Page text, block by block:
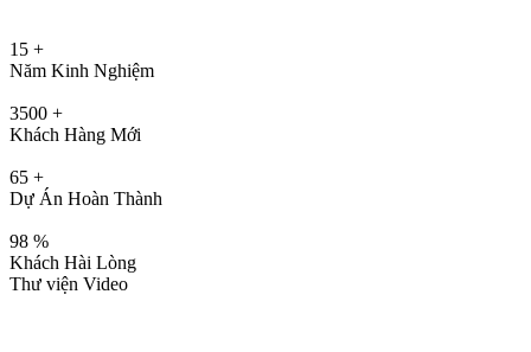
15 +
Năm Kinh Nghiệm
3500 +
Khách Hàng Mới
65 +
Dự Án Hoàn Thành
98 %
Khách Hài Lòng
Thư viện Video